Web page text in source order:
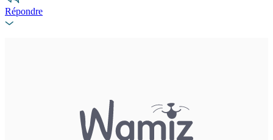
Répondre